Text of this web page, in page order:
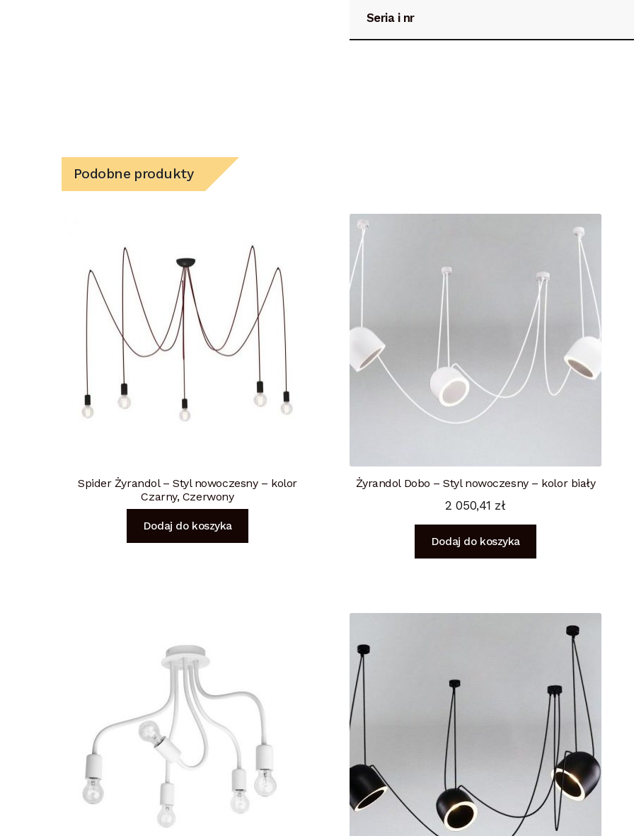
Seria i nr
Podobne produkty
Spider Żyrandol – Styl nowoczesny – kolor
Czarny, Czerwony
Dodaj do koszyka
Żyrandol Dobo – Styl nowoczesny – kolor biały
2 050,41 zł
Dodaj do koszyka